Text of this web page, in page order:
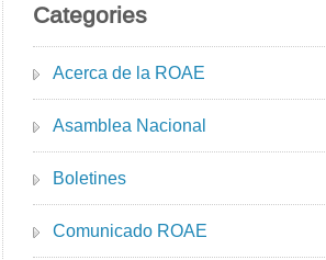
Categories
Acerca de la ROAE
Asamblea Nacional
Boletines
Comunicado ROAE